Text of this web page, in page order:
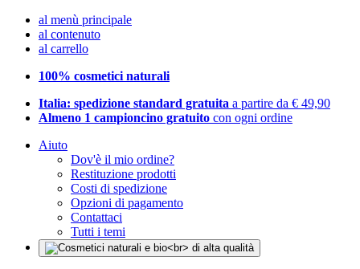
al menù principale
al contenuto
al carrello
100% cosmetici naturali
Italia: spedizione standard gratuita a partire da € 49,90
Almeno 1 campioncino gratuito con ogni ordine
Aiuto
Dov'è il mio ordine?
Restituzione prodotti
Costi di spedizione
Opzioni di pagamento
Contattaci
Tutti i temi